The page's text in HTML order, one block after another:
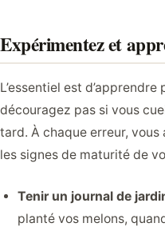
Expérimentez et
L’essentiel est
découragez pas si vous
tard. À chaque erreur,
les signes de maturité de
Tenir un journal de
planté vos melons,